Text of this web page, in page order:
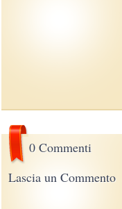
0 Commenti
Lascia un Commento